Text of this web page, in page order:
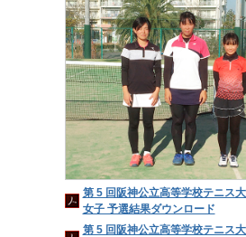
第 5 回阪神公立高等学校テニス
女子 予選結果ダウンロード
第 5 回阪神公立高等学校テニス